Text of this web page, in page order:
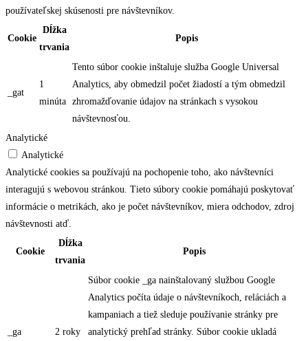
používateľskej skúsenosti pre návštevníkov.
Cookie
Dĺžka
trvania
Popis
_gat
1
minúta
Tento súbor cookie inštaluje služba Google Universal
Analytics, aby obmedzil počet žiadostí a tým obmedzil
zhromažďovanie údajov na stránkach s vysokou
návštevnosťou.
Analytické
Analytické
Analytické cookies sa používajú na pochopenie toho, ako návštevníci
interagujú s webovou stránkou. Tieto súbory cookie pomáhajú poskytovať
informácie o metrikách, ako je počet návštevníkov, miera odchodov, zdroj
návštevnosti atď.
Cookie
Dĺžka
trvania
Popis
_ga 2 roky
Súbor cookie _ga nainštalovaný službou Google
Analytics počíta údaje o návštevníkoch, reláciách a
kampaniach a tiež sleduje používanie stránky pre
analytický prehľad stránky. Súbor cookie ukladá